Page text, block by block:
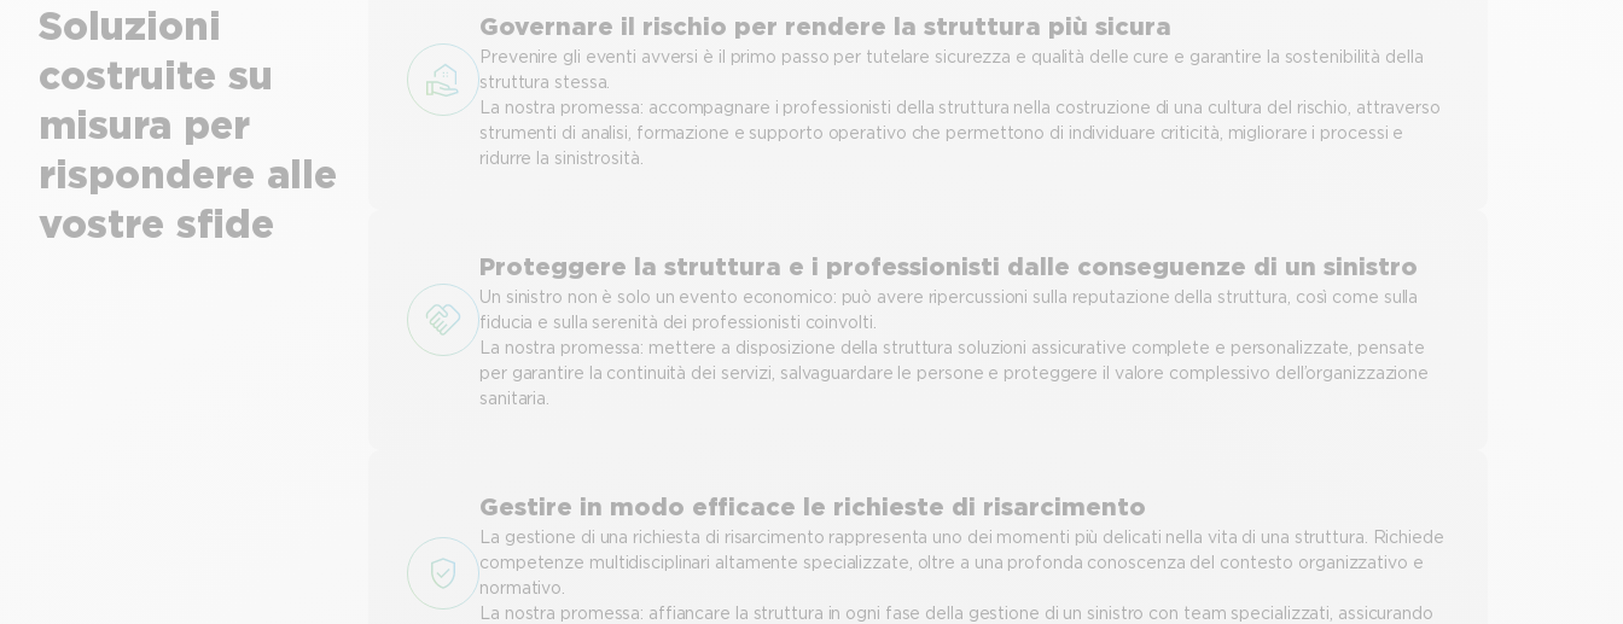
Soluzioni
costruite su
misura per
rispondere alle
vostre sfide
Governare il rischio per rendere la struttura più sicura
Prevenire gli eventi avversi è il primo passo per tutelare sicurezza e qualità delle cure e garantire la sostenibilità della
struttura stessa.
La nostra promessa: accompagnare i professionisti della struttura nella costruzione di una cultura del rischio, attraverso
strumenti di analisi, formazione e supporto operativo che permettono di individuare criticità, migliorare i processi e
ridurre la sinistrosità.
Proteggere la struttura e i professionisti dalle conseguenze di un sinistro
Un sinistro non è solo un evento economico: può avere ripercussioni sulla reputazione della struttura, così come sulla
fiducia e sulla serenità dei professionisti coinvolti.
La nostra promessa: mettere a disposizione della struttura soluzioni assicurative complete e personalizzate, pensate
per garantire la continuità dei servizi, salvaguardare le persone e proteggere il valore complessivo dell’organizzazione
sanitaria.
Gestire in modo efficace le richieste di risarcimento
La gestione di una richiesta di risarcimento rappresenta uno dei momenti più delicati nella vita di una struttura. Richiede
competenze multidisciplinari altamente specializzate, oltre a una profonda conoscenza del contesto organizzativo e
normativo.
La nostra promessa: affiancare la struttura in ogni fase della gestione di un sinistro con team specializzati, assicurando